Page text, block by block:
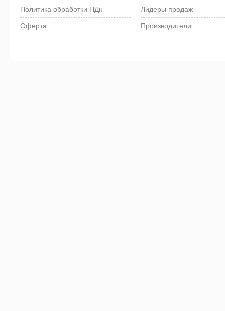
Политика обработки ПДн
Оферта
Лидеры продаж
Производители